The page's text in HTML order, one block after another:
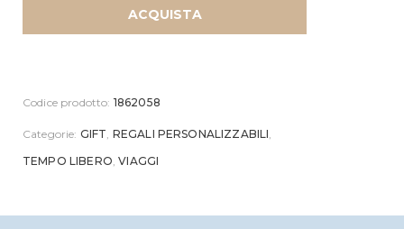
quantity
ACQUISTA
Codice prodotto: 1862058
Categorie: GIFT, REGALI PERSONALIZZABILI,
TEMPO LIBERO,VIAGGI